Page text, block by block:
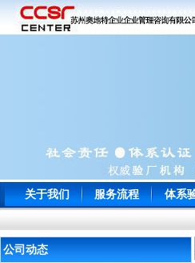
关于我们 服务流程 体系
公司动态
常州**玩具通过 ICTI认证
南通**服饰顺利通过WRAP认证
宁波**电子以零问题的成绩一次性通
过EICC认证审核并向我司来电致谢